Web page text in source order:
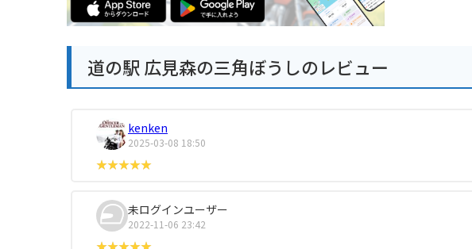
道の駅 広見森の三角ぼうしのレビュー
kenken
2025-03-08 18:50
未ログインユーザー
2022-11-06 23:42